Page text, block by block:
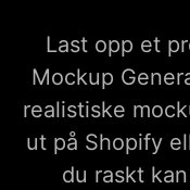
Last opp et
Mockup
realistiske
ut på Shopify
du raskt